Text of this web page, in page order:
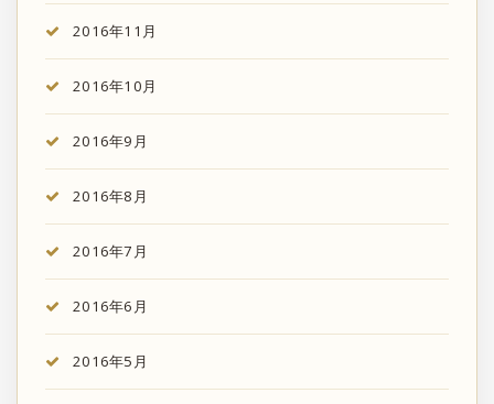
2016年11月
2016年10月
2016年9月
2016年8月
2016年7月
2016年6月
2016年5月